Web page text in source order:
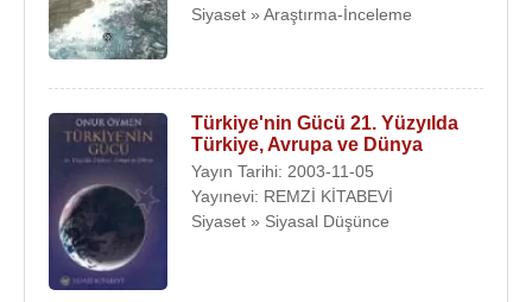
Siyaset » Araştırma-İnceleme
Türkiye'nin Gücü 21. Yüzyılda
Türkiye, Avrupa ve Dünya
Yayın Tarihi: 2003-11-05
Yayınevi: REMZİ KİTABEVİ
Siyaset » Siyasal Düşünce